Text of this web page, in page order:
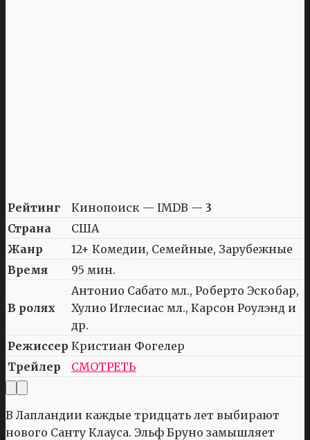
Рейтинг Кинопоиск — IMDB — 3
Страна
США
Жанр
12+ Комедии, Семейные, Зарубежные
Время
95 мин.
В ролях
Антонио Сабато мл., Роберто Эскобар,
Хулио Иглесиас мл., Карсон Роулэнд и
др.
Режиссер Кристиан Фогелер
Трейлер
СМОТРЕТЬ
В Лапландии каждые тридцать лет выбирают
нового Санту Клауса. Эльф Бруно замышляет